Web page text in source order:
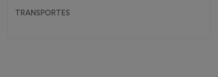
TRANSPORTES